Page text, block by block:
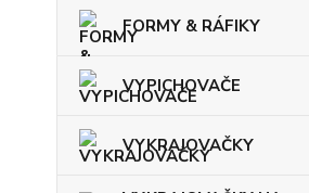
FORMY & RÁFIKY
VYPICHOVAČE
VYKRAJOVAČKY